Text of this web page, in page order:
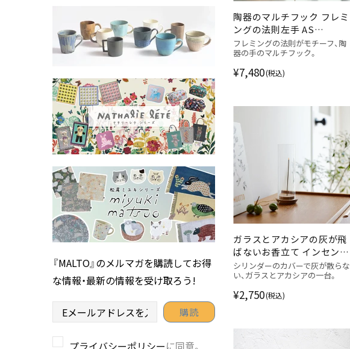
『MALTO』のメルマガを購読してお得
な情報・最新の情報を受け取ろう!
陶器のマルチフック フレミ
ングの法則左手 AS
POTTERY アズ・ポタリー
フレミングの法則がモチーフ、陶
器の手のマルチフック。
¥7,480(税込)
ガラスとアカシアの灰が飛
ばないお香立て インセンス
ホルダー
シリンダーのカバーで灰が散らな
い、ガラスとアカシアの一台。
¥2,750(税込)